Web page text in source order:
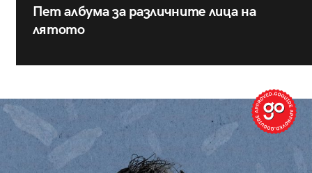
Пет албума за различните лица на
лятото